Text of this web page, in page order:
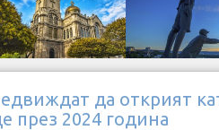
да открият
през 2024 година